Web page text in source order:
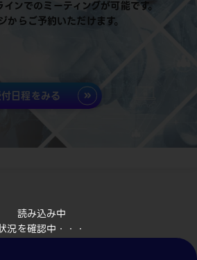
読み込み中
況を確認中・・・
ンでのミーティングが可能です。
からご予約いただけます。
日程をみる